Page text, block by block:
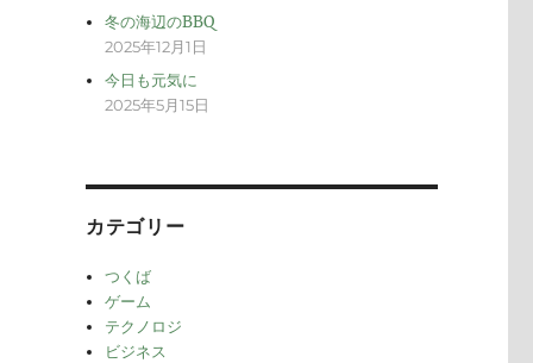
冬の海辺のBBQ
2025年12月1日
今日も元気に
2025年5月15日
カテゴリー
つくば
ゲーム
テクノロジ
ビジネス